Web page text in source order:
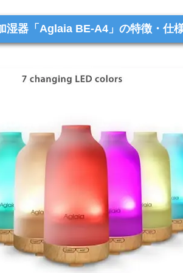
湿器「Aglaia BE-A4」の特徴・仕